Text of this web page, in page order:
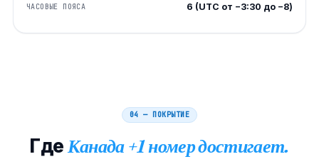
ЧАСОВЫЕ ПОЯСА 6 (UTC от −3:30 до −8)
04 — ПОКРЫТИЕ
ГдеКанада +1 номер достигает.